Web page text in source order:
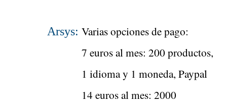
Arsys: Varias opciones de pago:
7 euros al mes: 200 productos,
1 idioma y 1 moneda, Paypal
14 euros al mes: 2000